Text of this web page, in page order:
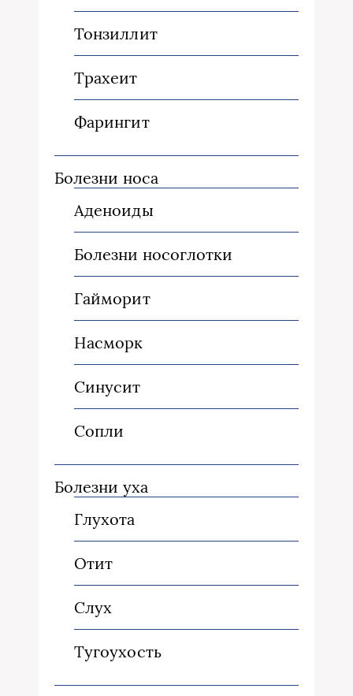
Тонзиллит
Трахеит
Фарингит
Болезни носа
Аденоиды
Болезни носоглотки
Гайморит
Насморк
Синусит
Сопли
Болезни уха
Глухота
Отит
Слух
Тугоухость